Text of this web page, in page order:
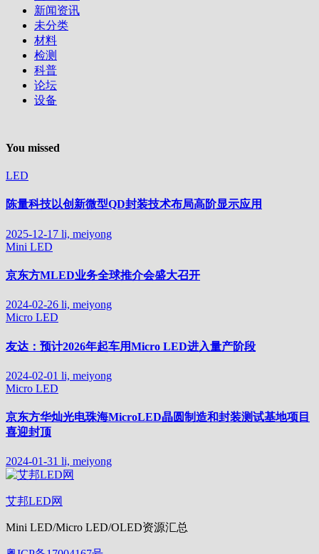
新闻资讯
未分类
材料
检测
科普
论坛
设备
You missed
LED
陈量科技以创新微型QD封装技术布局高阶显示应用
2025-12-17 li, meiyong
Mini LED
京东方MLED业务全球推介会盛大召开
2024-02-26 li, meiyong
Micro LED
友达：预计2026年起车用Micro LED进入量产阶段
2024-02-01 li, meiyong
Micro LED
京东方华灿光电珠海MicroLED晶圆制造和封装测试基地项目
喜迎封顶
2024-01-31 li, meiyong
艾邦LED网
Mini LED/Micro LED/OLED资源汇总